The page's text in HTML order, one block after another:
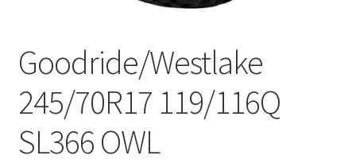
Goodride/Westlake
245/70R17 119/116Q
SL366 OWL